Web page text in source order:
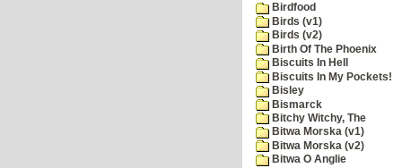
Birdfood
Birds (v1)
Birds (v2)
Birth Of The Phoenix
Biscuits In Hell
Biscuits In My Pockets!
Bisley
Bismarck
Bitchy Witchy, The
Bitwa Morska (v1)
Bitwa Morska (v2)
Bitwa O Anglie